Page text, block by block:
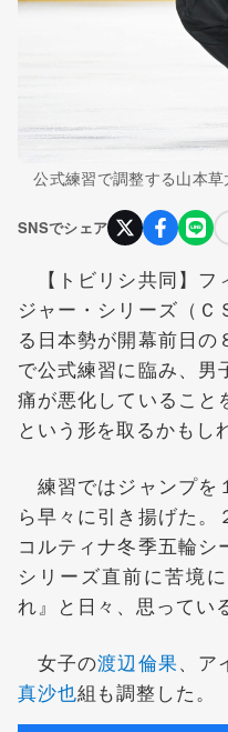
公式練習で調整する山本草
SNSでシェア
【トビリシ共同】フ
ジャー・シリーズ（Ｃ
る日本勢が開幕前日の
で公式練習に臨み、男
痛が悪化していること
という形を取るかもし
練習ではジャンプを
ら早々に引き揚げた。
コルティナ冬季五輪シ
シリーズ直前に苦境
れ』と日々、思ってい
女子の渡辺倫果、ア
真沙也組も調整した。